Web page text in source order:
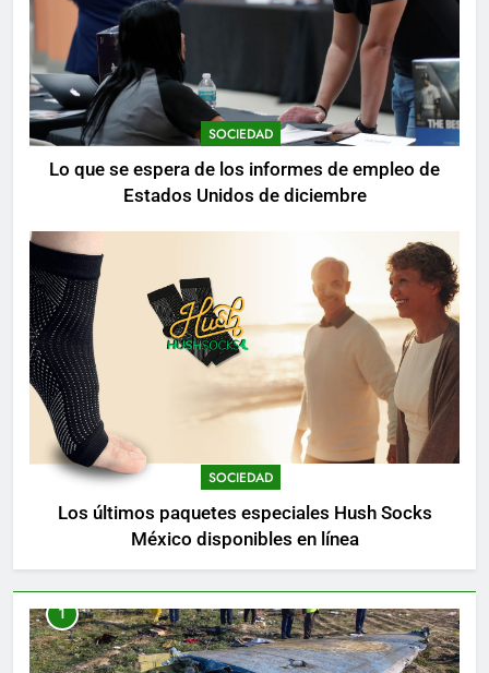
SOCIEDAD
Lo que se espera de los informes de empleo de
Estados Unidos de diciembre
SOCIEDAD
Los últimos paquetes especiales Hush Socks
México disponibles en línea
1